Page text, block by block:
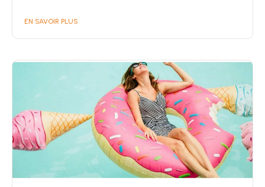
EN SAVOIR PLUS